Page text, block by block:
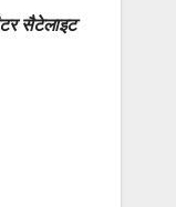
सैटेलाइट